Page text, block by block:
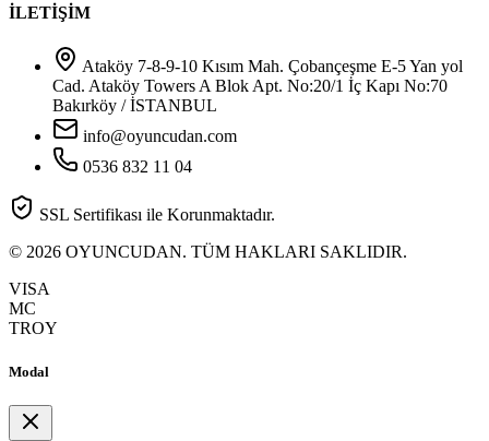
İLETİŞİM
Ataköy 7-8-9-10 Kısım Mah. Çobançeşme E-5 Yan yol
Cad. Ataköy Towers A Blok Apt. No:20/1 İç Kapı No:70
Bakırköy / İSTANBUL
info@oyuncudan.com
0536 832 11 04
SSL Sertifikası ile Korunmaktadır.
© 2026 OYUNCUDAN. TÜM HAKLARI SAKLIDIR.
VISA
MC
TROY
Modal